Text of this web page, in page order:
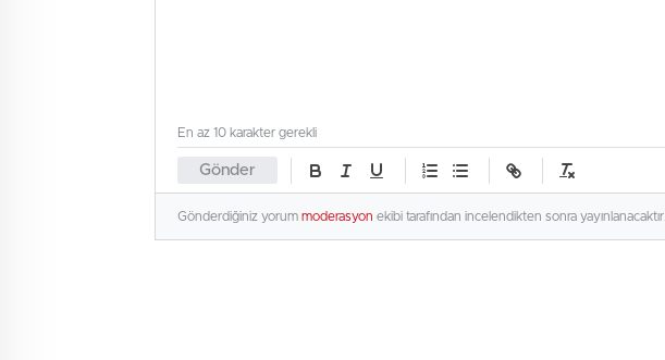
Gönder
En az 10 karakter gerekli
Gönderdiğiniz yorum moderasyon ekibi tarafından incelendikten sonra yayınlanacaktır.